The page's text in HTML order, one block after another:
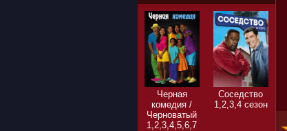
Черная
комедия /
Черноватый
1,2,3,4,5,6,7
Соседство
1,2,3,4 сезон